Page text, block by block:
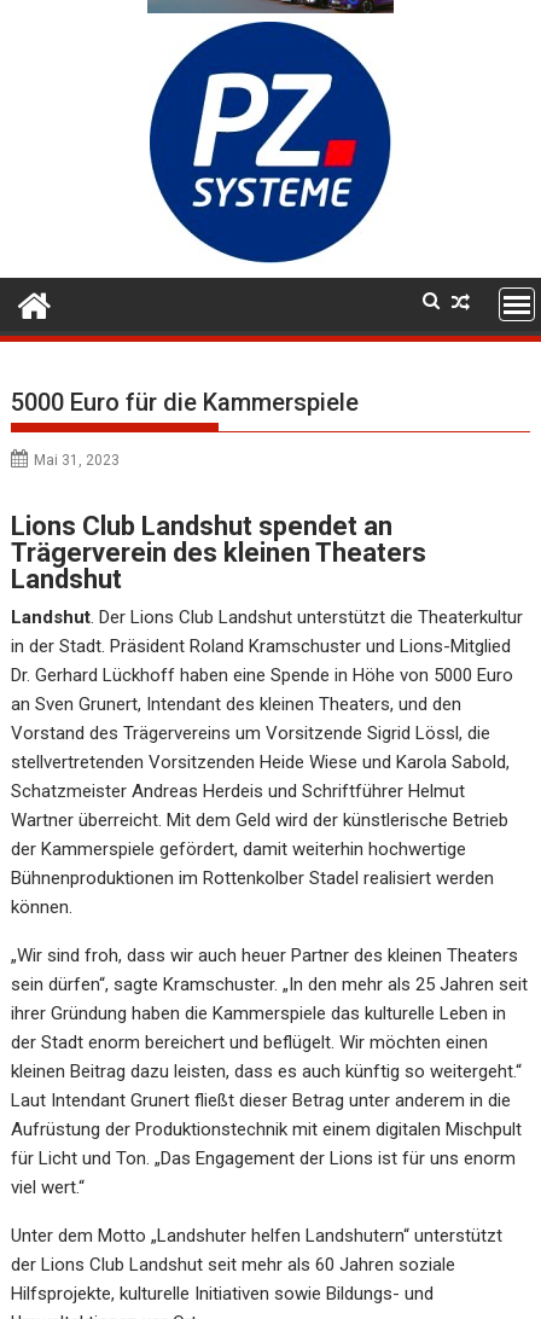
5000 Euro für die Kammerspiele
Mai 31, 2023
Lions Club Landshut spendet an
Trägerverein des kleinen Theaters
Landshut
Landshut . Der Lions Club Landshut unterstützt die Theaterkultur
in der Stadt. Präsident Roland Kramschuster und Lions-Mitglied
Dr. Gerhard Lückhoff haben eine Spende in Höhe von 5000 Euro
an Sven Grunert, Intendant des kleinen Theaters, und den
Vorstand des Trägervereins um Vorsitzende Sigrid Lössl, die
stellvertretenden Vorsitzenden Heide Wiese und Karola Sabold,
Schatzmeister Andreas Herdeis und Schriftführer Helmut
Wartner überreicht. Mit dem Geld wird der künstlerische Betrieb
der Kammerspiele gefördert, damit weiterhin hochwertige
Bühnenproduktionen im Rottenkolber Stadel realisiert werden
können.
„Wir sind froh, dass wir auch heuer Partner des kleinen Theaters
sein dürfen“, sagte Kramschuster. „In den mehr als 25 Jahren seit
ihrer Gründung haben die Kammerspiele das kulturelle Leben in
der Stadt enorm bereichert und beflügelt. Wir möchten einen
kleinen Beitrag dazu leisten, dass es auch künftig so weitergeht.“
Laut Intendant Grunert fließt dieser Betrag unter anderem in die
Aufrüstung der Produktionstechnik mit einem digitalen Mischpult
für Licht und Ton. „Das Engagement der Lions ist für uns enorm
viel wert.“
Unter dem Motto „Landshuter helfen Landshutern“ unterstützt
der Lions Club Landshut seit mehr als 60 Jahren soziale
Hilfsprojekte, kulturelle Initiativen sowie Bildungs- und